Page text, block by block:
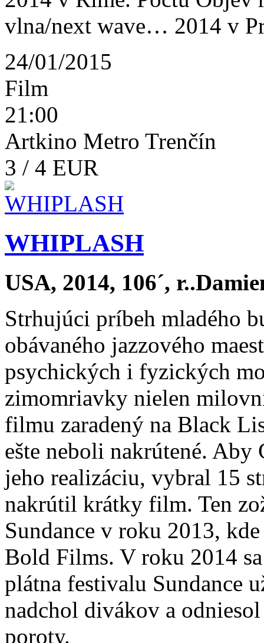
vlna/next wave… 2014 v
24/01/2015
Film
21:00
Artkino Metro Trenčín
3 / 4 EUR
WHIPLASH
USA, 2014, 106´,
Strhujúci príbeh mladého
obávaného jazzového
psychických i fyzických
zimomriavky nielen
filmu zaradený na Black
ešte neboli nakrútené.
jeho realizáciu, vybral 15
nakrútil krátky film. Ten
Sundance v roku 2013,
Bold Films. V roku 2014
plátna festivalu Sundance
nadchol divákov a
poroty.